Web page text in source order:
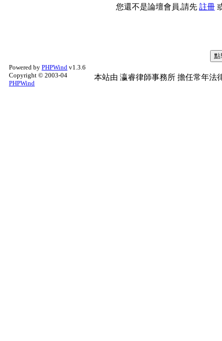
您還不是論壇會員,請先 註冊
Powered by PHPWind v1.3.6
Copyright © 2003-04
PHPWind
本站由 瀛睿律師事務所 擔任常年法